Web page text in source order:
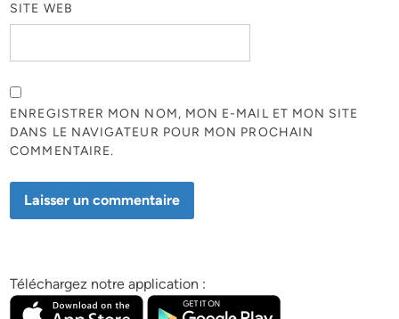
SITE WEB
ENREGISTRER MON NOM, MON E-MAIL ET MON SITE
DANS LE NAVIGATEUR POUR MON PROCHAIN
COMMENTAIRE.
Téléchargez notre application :